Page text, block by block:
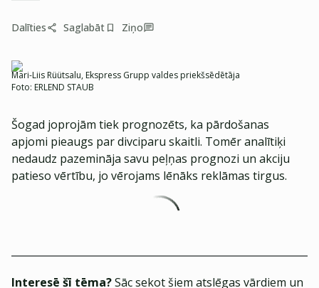
Dalīties Saglabāt Ziņo
Mari-Liis Rüütsalu, Ekspress Grupp valdes priekšsēdētāja
Foto: ERLEND STAUB
Šogad joprojām tiek prognozēts, ka pārdošanas
apjomi pieaugs par divciparu skaitli. Tomēr analītiķi
nedaudz pazemināja savu peļņas prognozi un akciju
patieso vērtību, jo vērojams lēnāks reklāmas tirgus.
Interesē šī tēma?Sāc sekot šiem atslēgas vārdiem un